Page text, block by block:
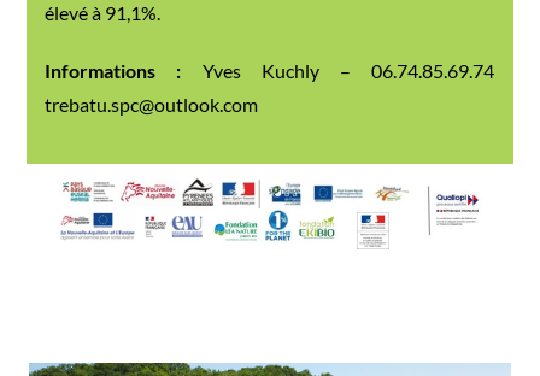
élevé à 91,1%.
Informations : Yves Kuchly – 06.74.85.69.74
trebatu.spc@outlook.com